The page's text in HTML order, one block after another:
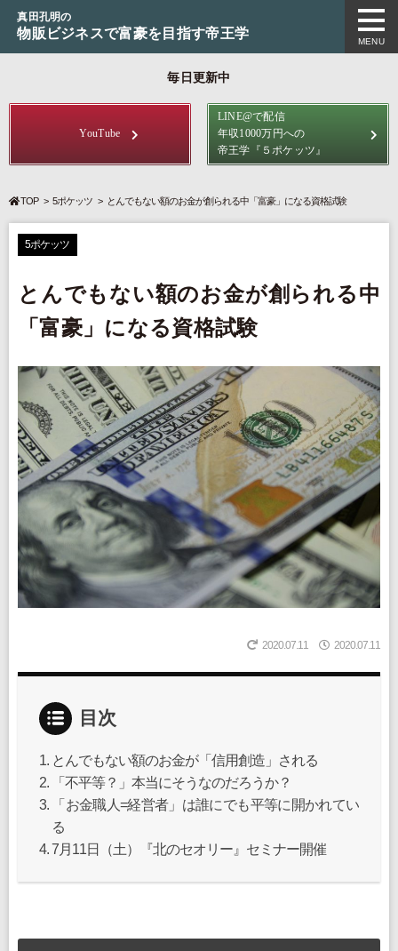
真田孔明の
物販ビジネスで富豪を目指す帝王学
MENU
毎日更新中
YouTube
LINE@で配信
年収1000万円への
帝王学 『５ポケッツ』
TOP 5ポケッツ とんでもない額のお金が創られる中「富豪」になる資格試験
5ポケッツ
とんでもない額のお金が創られる中
「富豪」になる資格試験
2020.07.11
2020.07.11
目次
とんでもない額のお金が「信用創造」される
「不平等？」本当にそうなのだろうか？
「お金職人=経営者」は誰にでも平等に開かれてい
る
7月11日（土）『北のセオリー』セミナー開催